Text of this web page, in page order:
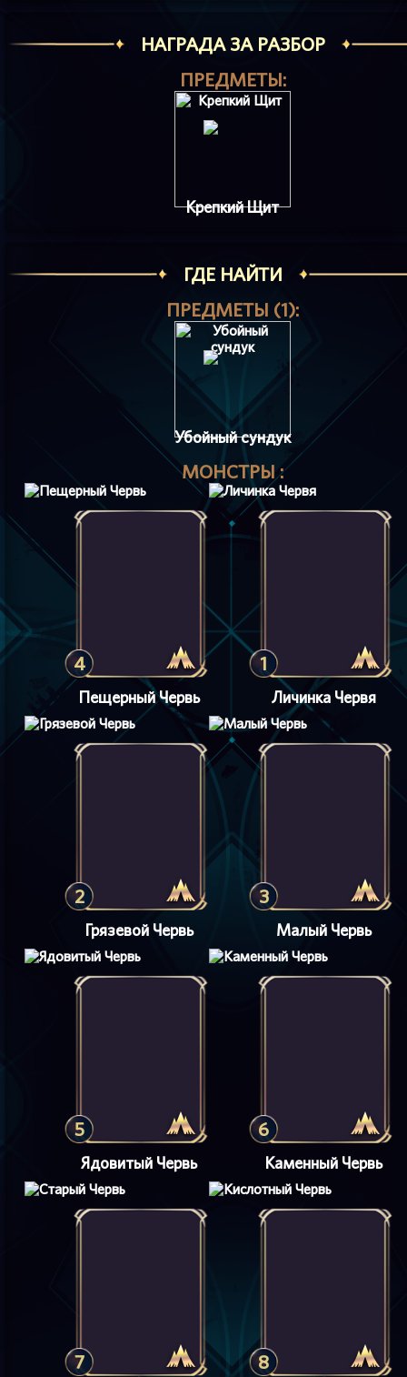
НАГРАДА ЗА РАЗБОР
ПРЕДМЕТЫ:
Крепкий Щит
ГДЕ НАЙТИ
ПРЕДМЕТЫ (1):
Убойный сундук
МОНСТРЫ :
4
Пещерный Червь
1
Личинка Червя
2
Грязевой Червь
3
Малый Червь
5
Ядовитый Червь
6
Каменный Червь
7 8